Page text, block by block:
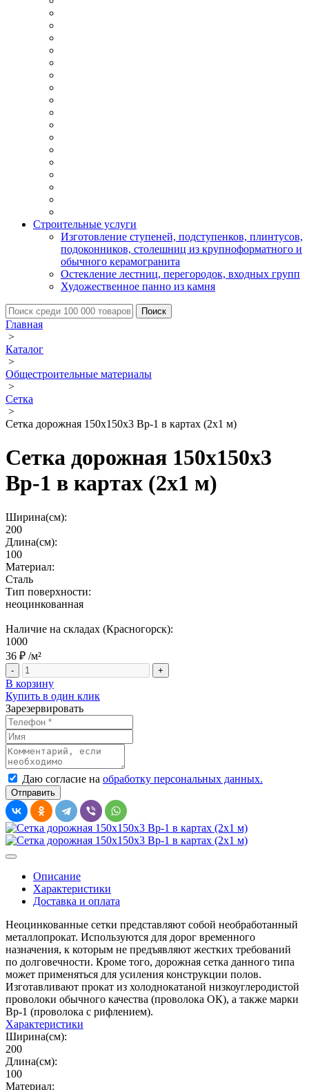
Строительные услуги
Изготовление ступеней, подступенков, плинтусов,
подоконников, столешниц из крупноформатного и
обычного керамогранита
Остекление лестниц, перегородок, входных групп
Художественное панно из камня
Главная
>
Каталог
>
Общестроительные материалы
>
Сетка
>
Сетка дорожная 150х150х3 Вр-1 в картах (2х1 м)
Сетка дорожная 150х150х3
Вр-1 в картах (2х1 м)
Ширина(см):
200
Длина(см):
100
Материал:
Сталь
Тип поверхности:
неоцинкованная
Наличие на складах (Красногорск):
1000
36 ₽ /м²
- +
В корзину
Купить в один клик
Зарезервировать
Даю согласие на обработку персональных данных.
Описание
Характеристики
Доставка и оплата
Неоцинкованные сетки представляют собой необработанный
металлопрокат. Используются для дорог временного
назначения, к которым не предъявляют жестких требований
по долговечности. Кроме того, дорожная сетка данного типа
может применяться для усиления конструкции полов.
Изготавливают прокат из холоднокатаной низкоуглеродистой
проволоки обычного качества (проволока ОК), а также марки
Вр-1 (проволока с рифлением).
Характеристики
Ширина(см):
200
Длина(см):
100
Материал: